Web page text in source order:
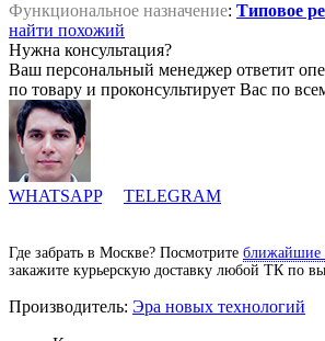
Функциональное назначение: Типовое
найти похожий
Нужна консультация?
Ваш персональный менеджер ответит
по товару и проконсультирует Вас по
WHATSAPP TELEGRAM
Где забрать в Москве? Посмотрите ближайшие
закажите курьерскую доставку любой ТК по
Производитель: Эра новых технологий